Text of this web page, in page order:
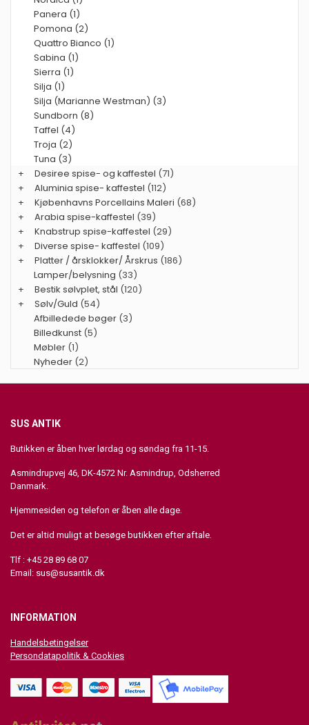
Panera (1)
Pomona (2)
Quattro Bianco (1)
Sabina (1)
Sierra (1)
Silja (1)
Silja (Marianne Westman) (3)
Sundborn (8)
Taffel (4)
Troja (2)
Tuna (3)
+
Desiree spise- og kaffestel (71)
+
Aluminia spise- kaffestel (112)
+
Kjøbenhavns Porcellains Maleri (68)
+
Arabia spise-kaffestel (39)
+
Knabstrup spise-kaffestel (29)
+
Diverse spise- kaffestel (109)
+
Platter / årsklokker/ Årskrus (186)
Lamper/belysning (33)
+
Bestik sølvplet, stål (120)
+
Sølv/Guld (54)
Afbilledede bøger (3)
Billedkunst (5)
Møbler (1)
Nyheder (2)
SUS ANTIK
Butikken er åben hver lørdag og søndag fra 11-15.
Asmindrupvej 46, DK-4572 Nr. Asmindrup, Odsherred
Danmark.
Hjemmesiden og telefon er åben alle dage.
Det er altid muligt at besøge butikken efter aftale.
Tlf : +45 28 89 68 07
Email: sus@susantik.dk
INFORMATION
Handelsbetingelser
Persondatapolitik & Cookies